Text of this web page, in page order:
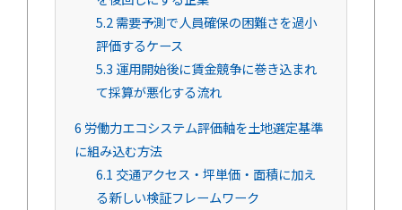
5.2需要予測で人員確保の困難さを過小
評価するケース
5.3 運用開始後に賃金競争に巻き込まれ
て採算が悪化する流れ
6 労働力エコシステム評価軸を土地選定基準
に組み込む方法
6.1 交通アクセス・坪単価・面積に加え
る新しい検証フレームワーク